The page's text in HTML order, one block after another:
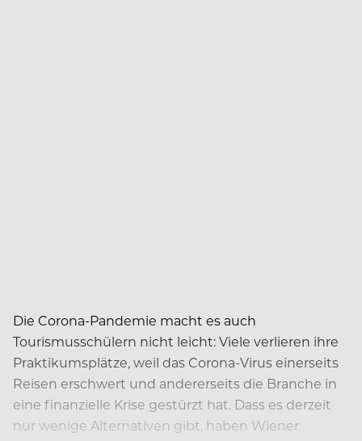
Die Corona-Pandemie macht es auch
Tourismusschülern nicht leicht: Viele verlieren ihre
Praktikumsplätze, weil das Corona-Virus einerseits
Reisen erschwert und andererseits die Branche in
eine finanzielle Krise gestürzt hat. Dass es derzeit
nur wenige Alternativen gibt, haben Wiener